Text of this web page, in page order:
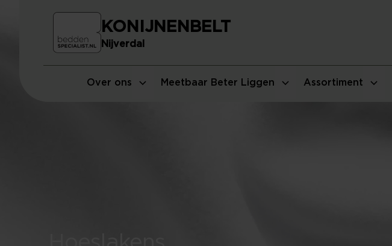
Over ons Meetbaar Beter Liggen Assortiment
KONIJNENBELT
Nijverdal